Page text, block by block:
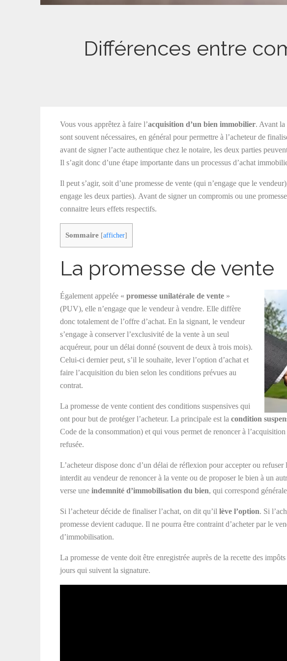
Différences entre
Vous vous apprêtez à faire l’acquisition d’un bien immobilier. Avant la
sont souvent nécessaires, en général pour permettre à l’acheteur de
avant de signer l’acte authentique chez le notaire, les deux parties
Il s’agit donc d’une étape importante dans un processus d’achat
Il peut s’agir, soit d’une promesse de vente (qui n’engage que le
engage les deux parties). Avant de signer un compromis ou une
connaitre leurs effets respectifs.
Sommaire [afficher]
La promesse de vente
Également appelée « promesse unilatérale de vente »
(PUV), elle n’engage que le vendeur à vendre. Elle diffère
donc totalement de l’offre d’achat. En la signant, le vendeur
s’engage à conserver l’exclusivité de la vente à un seul
acquéreur, pour un délai donné (souvent de deux à trois mois).
Celui-ci dernier peut, s’il le souhaite, lever l’option d’achat et
faire l’acquisition du bien selon les conditions prévues au
contrat.
La promesse de vente contient des conditions suspensives qui
ont pour but de protéger l’acheteur. La principale est la condition
Code de la consommation) et qui vous permet de renoncer à
refusée.
L’acheteur dispose donc d’un délai de réflexion pour accepter ou
interdit au vendeur de renoncer à la vente ou de proposer le bien à un
verse une indemnité d’immobilisation du bien, qui correspond
Si l’acheteur décide de finaliser l’achat, on dit qu’il lève l’option. Si
promesse devient caduque. Il ne pourra être contraint d’acheter par le
d’immobilisation.
La promesse de vente doit être enregistrée auprès de la recette des
jours qui suivent la signature.